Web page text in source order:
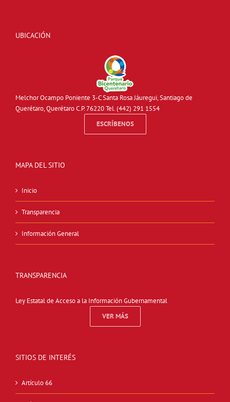
UBICACIÓN
Melchor Ocampo Poniente 3-C Santa Rosa Jáuregui, Santiago de
Querétaro, Querétaro C.P. 76220 Tel. (442) 291 1554
ESCRÍBENOS
MAPA DEL SITIO
Inicio
Transparencia
Información General
TRANSPARENCIA
Ley Estatal de Acceso a la Información Gubernamental
VER MÁS
SITIOS DE INTERÉS
Artículo 66